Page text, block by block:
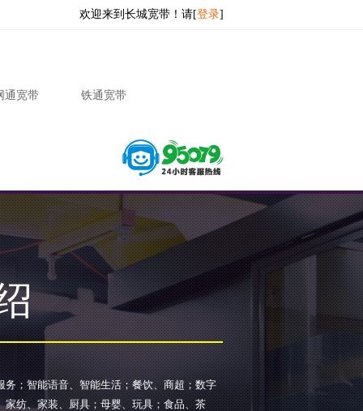
欢迎来到长城宽带！请[登录]
通宽带 铁通宽带
；智能语音、智能生活；餐饮、商超；数字
纺、家装、厨具；母婴、玩具；食品、茶